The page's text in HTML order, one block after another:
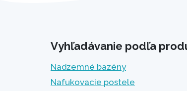
Vyhľadávanie podľa
Nadzemné bazény
Nafukovacie postele